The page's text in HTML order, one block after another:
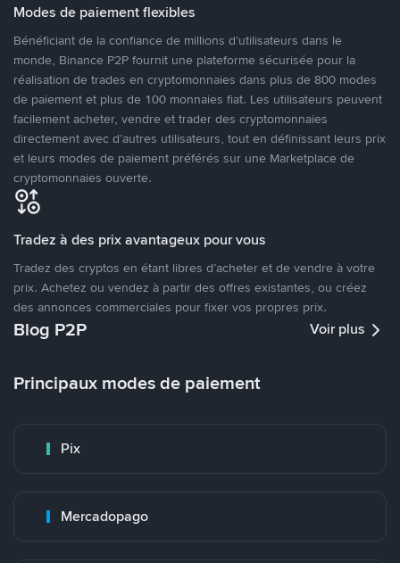
Modes de paiement flexibles
Bénéficiant de la confiance de millions d’utilisateurs dans le
monde, Binance P2P fournit une plateforme sécurisée pour la
réalisation de trades en cryptomonnaies dans plus de 800 modes
de paiement et plus de 100 monnaies fiat. Les utilisateurs peuvent
facilement acheter, vendre et trader des cryptomonnaies
directement avec d’autres utilisateurs, tout en définissant leurs prix
et leurs modes de paiement préférés sur une Marketplace de
cryptomonnaies ouverte.
Tradez à des prix avantageux pour vous
Tradez des cryptos en étant libres d’acheter et de vendre à votre
prix. Achetez ou vendez à partir des offres existantes, ou créez
des annonces commerciales pour fixer vos propres prix.
Blog P2P Voir plus
Principaux modes de paiement
Pix
Mercadopago